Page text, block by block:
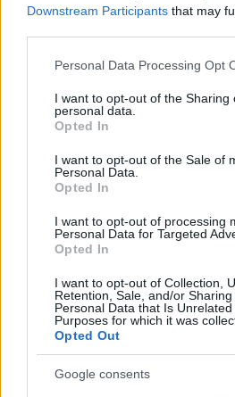
Downstream Participants that may
Please note that this website/app
not limited to your visit or usage
grant or deny consent to Google
use your data for below specified
consent section.
Personal Data Processing Opt
I want to opt-out of the Sharing
personal data.
Opted In
I want to opt-out of the Sale of
Personal Data.
Opted In
I want to opt-out of processing
Personal Data for Targeted
Opted In
I want to opt-out of Collection,
Retention, Sale, and/or
Personal Data that Is
Purposes for which it was
Opted Out
Google consents
La moglie di un sostituto
di Roma: “Sarebbe giusto
fatto tanti sacrifici”.
Leggi l’articolo →